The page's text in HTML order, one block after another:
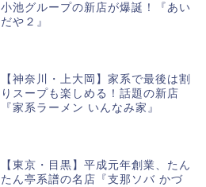
小池グループの新店が爆誕！『あい
だや２』
【神奈川・上大岡】家系で最後は割
りスープも楽しめる！話題の新店
『家系ラーメン いんなみ家』
【東京・目黒】平成元年創業、たん
たん亭系譜の名店『支那ソバ かづ